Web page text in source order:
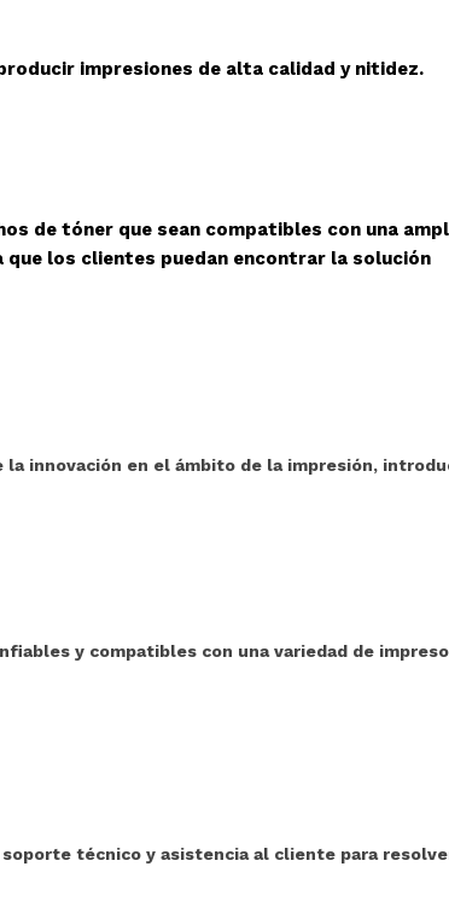
impresiones de alta calidad y nitidez.
de tóner que sean compatibles con una
los clientes puedan encontrar la solución
la innovación en el ámbito de la impresión,
y compatibles con una variedad de
técnico y asistencia al cliente para